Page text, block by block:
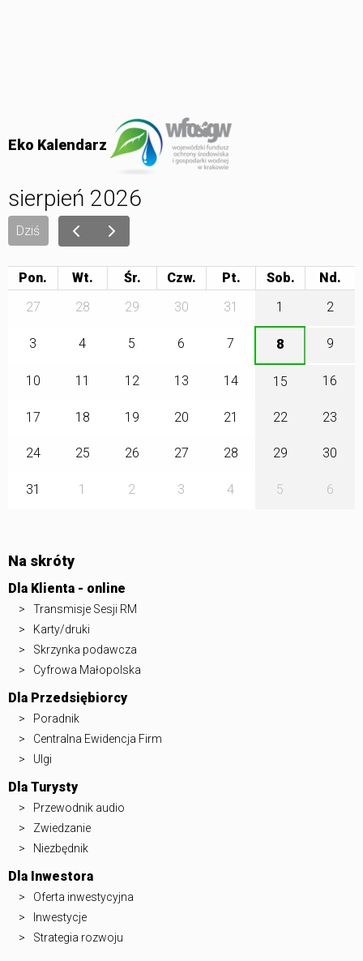
Eko Kalendarz
sierpień 2026
Dziś
Pon. Wt. Śr. Czw. Pt.
Sob.
27
28 29 30 31 1 2
3 4 5 6 7 8 9
10 11 12 13 14 15 16
17 18 19 20 21 22 23
24 25 26 27 28 29 30
31 1 2 3 4 5 6
Na skróty
Dla Klienta - online
Transmisje Sesji RM
Karty/druki
Skrzynka podawcza
Cyfrowa Małopolska
Dla Przedsiębiorcy
Poradnik
Centralna Ewidencja Firm
Ulgi
Dla Turysty
Przewodnik audio
Zwiedzanie
Niezbędnik
Dla Inwestora
Oferta inwestycyjna
Inwestycje
Strategia rozwoju